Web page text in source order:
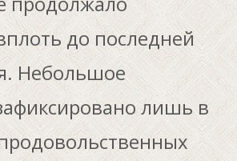
до последней
Небольшое
лишь в